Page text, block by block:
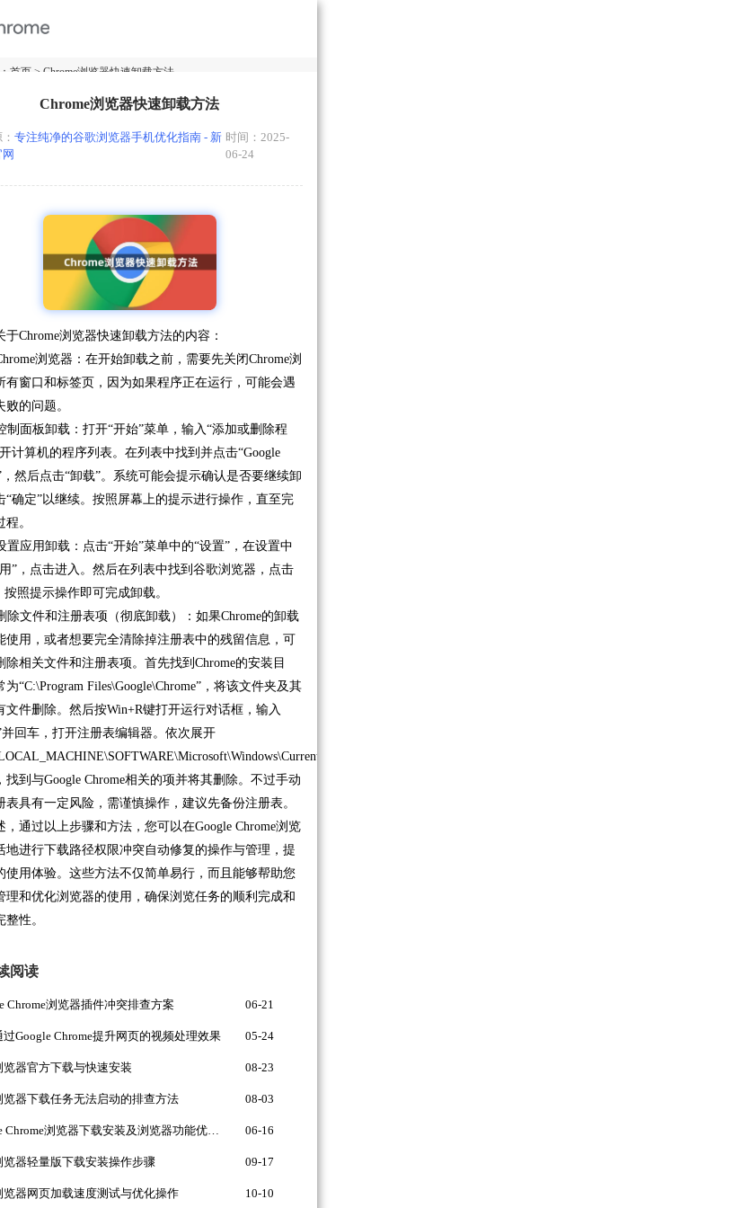
首页 > Chrome浏览器快速卸载方法
Chrome浏览器快速卸载方法
专注纯净的谷歌浏览器手机优化指南 - 新 时间：2025-
06-24
于Chrome浏览器快速卸载方法的内容：
浏览器：在开始卸载之前，需要先关闭Chrome浏
有窗口和标签页，因为如果程序正在运行，可能会遇
败的问题。
制面板卸载：打开“开始”菜单，输入“添加或删除程
计算机的程序列表。在列表中找到并点击“Google
，然后点击“卸载”。系统可能会提示确认是否要继续卸
“确定”以继续。按照屏幕上的提示进行操作，直至完
。
置应用卸载：点击“开始”菜单中的“设置”，在设置中
”，点击进入。然后在列表中找到谷歌浏览器，点击
按照提示操作即可完成卸载。
除文件和注册表项（彻底卸载）：如果Chrome的卸载
使用，或者想要完全清除掉注册表中的残留信息，可
除相关文件和注册表项。首先找到Chrome的安装目
为“C:\Program Files\Google\Chrome”，将该文件夹及其
文件删除。然后按Win+R键打开运行对话框，输入
并回车，打开注册表编辑器。依次展开
找到与Google Chrome相关的项并将其删除。不过手动
表具有一定风险，需谨慎操作，建议先备份注册表。
，通过以上步骤和方法，您可以在Google Chrome浏览
地进行下载路径权限冲突自动修复的操作与管理，提
使用体验。这些方法不仅简单易行，而且能够帮助您
理和优化浏览器的使用，确保浏览任务的顺利完成和
性。
阅读
Chrome浏览器插件冲突排查方案 06-21
过Google Chrome提升网页的视频处理效果 05-24
览器官方下载与快速安装 08-23
览器下载任务无法启动的排查方法 08-03
google Chrome浏览器下载安装及浏览器功能优化教程 06-16
览器轻量版下载安装操作步骤 09-17
览器网页加载速度测试与优化操作 10-10